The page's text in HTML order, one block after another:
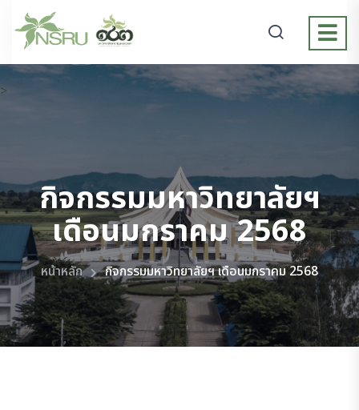
>
กิจกรรมมหาวิทยาลัยฯ
เดือนมกราคม 2568
หน้าหลัก กิจกรรมมหาวิทยาลัยฯ เดือนมกราคม 2568